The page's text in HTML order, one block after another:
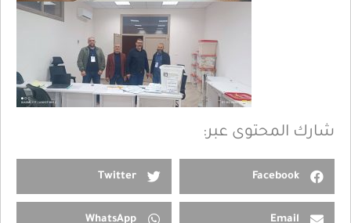
شارك المحتوى عبر:
Facebook
Twitter
Email
WhatsApp